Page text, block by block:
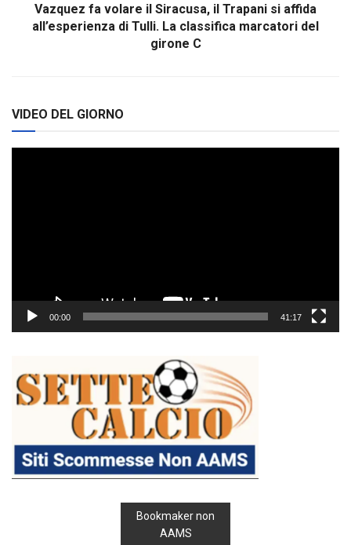
Vazquez fa volare il Siracusa, il Trapani si affida
all’esperienza di Tulli. La classifica marcatori del
girone C
VIDEO DEL GIORNO
00:00 41:17
Bookmaker non
AAMS